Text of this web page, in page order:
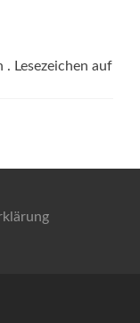
Lesezeichen auf